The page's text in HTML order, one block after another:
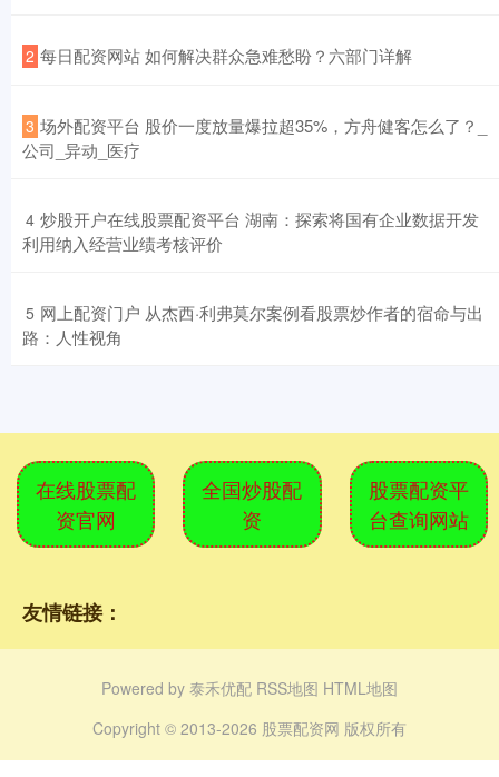
2 ​每日配资网站 如何解决群众急难愁盼？六部门详解
3 ​场外配资平台 股价一度放量爆拉超35%，方舟健客怎么了？_
公司_异动_医疗
4 ​炒股开户在线股票配资平台 湖南：探索将国有企业数据开发
利用纳入经营业绩考核评价
5 ​网上配资门户 从杰西·利弗莫尔案例看股票炒作者的宿命与出
路：人性视角
在线股票配
资官网
全国炒股配
资
股票配资平
台查询网站
友情链接：
Powered by 泰禾优配 RSS地图 HTML地图
Copyright © 2013-2026 股票配资网 版权所有